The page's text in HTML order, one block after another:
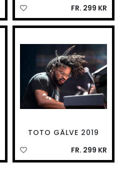
FR. 299 KR
TOTO GÄLVE 2019
FR. 299 KR